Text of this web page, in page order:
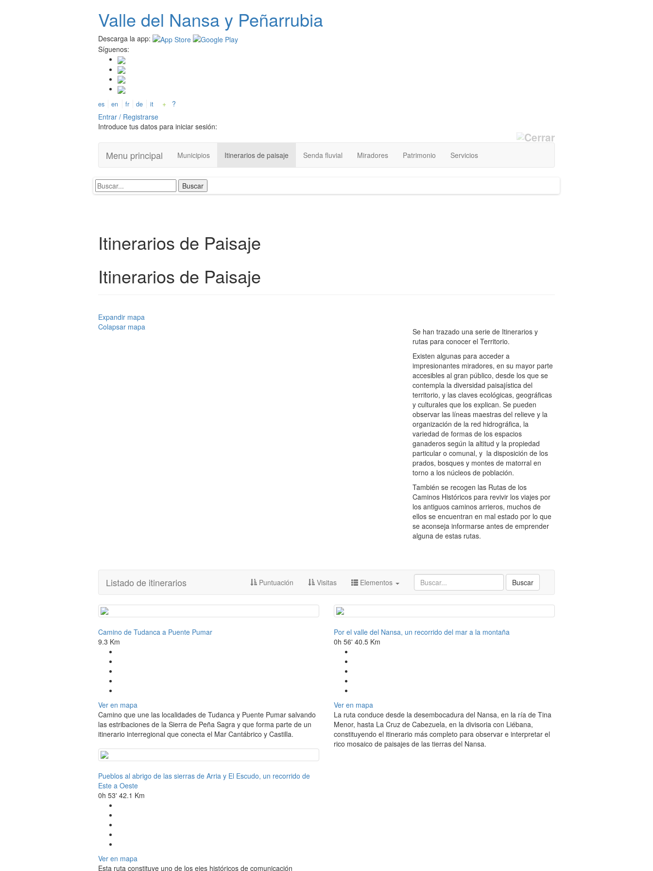
Valle del Nansay Peñarrubia
Descarga la app:
Síguenos:
es en fr de it +
?
Entrar / Registrarse
Introduce tus datos para iniciar sesión:
Menu principal Municipios Itinerarios de paisaje Senda fluvial Miradores Patrimonio Servicios
Itinerarios de Paisaje
Itinerarios de Paisaje
Expandir mapa
Colapsar mapa
Se han trazado una serie de Itinerarios y
rutas para conocer el Territorio.
Existen algunas para acceder a
impresionantes miradores, en su mayor parte
accesibles al gran público, desde los que se
contempla la diversidad paisajística del
territorio, y las claves ecológicas, geográficas
y culturales que los explican. Se pueden
observar las líneas maestras del relieve y la
organización de la red hidrográfica, la
variedad de formas de los espacios
ganaderos según la altitud y la propiedad
particular o comunal, y la disposición de los
prados, bosques y montes de matorral en
torno a los núcleos de población.
También se recogen las Rutas de los
Caminos Históricos para revivir los viajes por
los antiguos caminos arrieros, muchos de
ellos se encuentran en mal estado por lo que
se aconseja informarse antes de emprender
alguna de estas rutas.
Listado de itinerarios Buscar
Puntuación Visitas Elementos
Camino de Tudanca a Puente Pumar
9.3 Km
Ver en mapa
Camino que une las localidades de Tudanca y Puente Pumar salvando
las estribaciones de la Sierra de Peña Sagra y que forma parte de un
itinerario interregional que conecta el Mar Cantábrico y Castilla.
Por el valle del Nansa, un recorrido del mar a la montaña
0h 56' 40.5 Km
Ver en mapa
La ruta conduce desde la desembocadura del Nansa, en la ría de Tina
Menor, hasta La Cruz de Cabezuela, en la divisoria con Liébana,
constituyendo el itinerario más completo para observar e interpretar el
rico mosaico de paisajes de las tierras del Nansa.
Pueblos al abrigo de las sierras de Arria y El Escudo, un recorrido de
Este a Oeste
0h 53' 42.1 Km
Ver en mapa
Esta ruta constituye uno de los ejes históricos de comunicación